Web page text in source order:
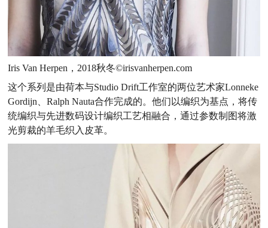
Iris Van Herpen，2018秋冬©irisvanherpen.com
这个系列是由荷本与Studio Drift工作室的两位艺术家Lonneke
Gordijn、Ralph Nauta合作完成的。他们以编织为基点，将传
统编织与先进数码设计编织工艺相融合，通过参数制图将激
光剪裁的羊毛织入皮革。